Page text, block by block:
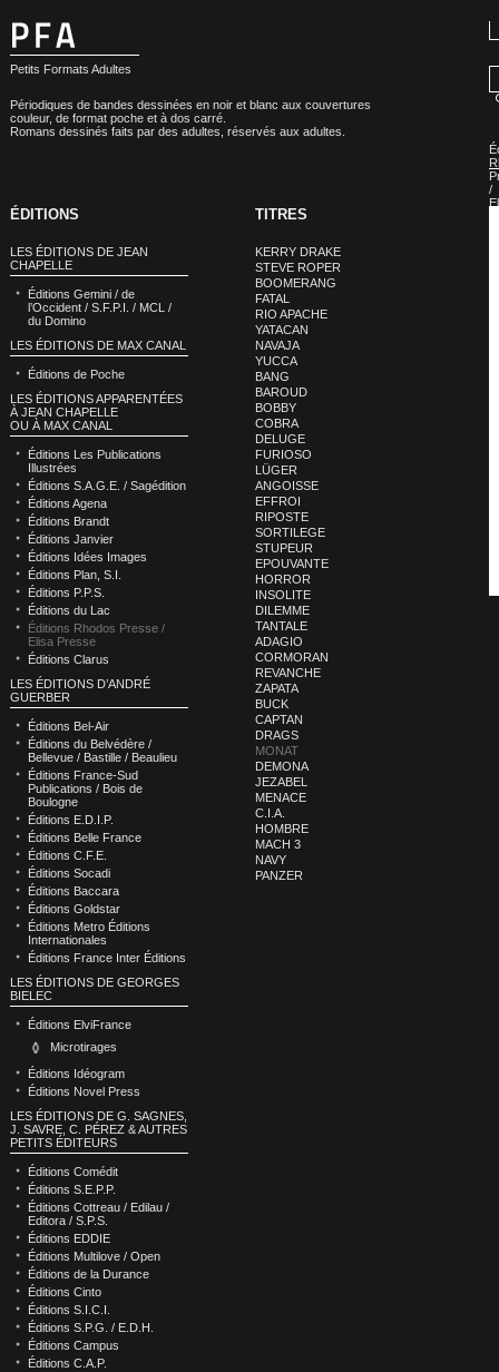
Petits Formats Adultes
Périodiques de bandes dessinées en noir et blanc aux couvertures
couleur, de format poche et à dos carré.
Romans dessinés faits par des adultes, réservés aux adultes.
/
ÉDITIONS
LES ÉDITIONS DE JEAN
CHAPELLE
Éditions Gemini / de
l’Occident / S.F.P.I. / MCL /
du Domino
LES ÉDITIONS DE MAX CANAL
Éditions de Poche
LES ÉDITIONS APPARENTÉES
À JEAN CHAPELLE
OU À MAX CANAL
Éditions Les Publications
Illustrées
Éditions S.A.G.E. / Sagédition
Éditions Agena
Éditions Brandt
Éditions Janvier
Éditions Idées Images
Éditions Plan, S.I.
Éditions P.P.S.
Éditions du Lac
Éditions Rhodos Presse /
Elisa Presse
Éditions Clarus
LES ÉDITIONS D’ANDRÉ
GUERBER
Éditions Bel-Air
Éditions du Belvédère /
Bellevue / Bastille / Beaulieu
Éditions France-Sud
Publications / Bois de
Boulogne
Éditions E.D.I.P.
Éditions Belle France
Éditions C.F.E.
Éditions Socadi
Éditions Baccara
Éditions Goldstar
Éditions Metro Éditions
Internationales
Éditions France Inter Éditions
LES ÉDITIONS DE GEORGES
BIELEC
Éditions ElviFrance
Microtirages
Éditions Idéogram
Éditions Novel Press
LES ÉDITIONS DE G. SAGNES,
J. SAVRE, C. PÉREZ & AUTRES
PETITS ÉDITEURS
Éditions Comédit
Éditions S.E.P.P.
Éditions Cottreau / Edilau /
Editora / S.P.S.
Éditions EDDIE
Éditions Multilove / Open
Éditions de la Durance
Éditions Cinto
Éditions S.I.C.I.
Éditions S.P.G. / E.D.H.
Éditions Campus
Éditions C.A.P.
TITRES
KERRY DRAKE
STEVE ROPER
BOOMERANG
FATAL
RIO APACHE
YATACAN
NAVAJA
YUCCA
BANG
BAROUD
BOBBY
COBRA
DELUGE
FURIOSO
LÜGER
ANGOISSE
EFFROI
RIPOSTE
SORTILEGE
STUPEUR
EPOUVANTE
HORROR
INSOLITE
DILEMME
TANTALE
ADAGIO
CORMORAN
REVANCHE
ZAPATA
BUCK
CAPTAN
DRAGS
MONAT
DEMONA
JEZABEL
MENACE
C.I.A.
HOMBRE
MACH 3
NAVY
PANZER